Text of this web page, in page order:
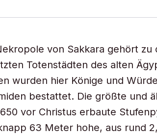
von Sakkara gehört
Totenstädten des alten
wurden hier Könige und
bestattet. Die größte und
vor Christus erbaute
63 Meter hohe, aus rund